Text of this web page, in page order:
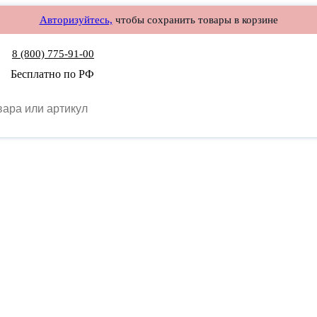
Авторизуйтесь, чтобы сохранить товары в корзине
8 (800) 775-91-00
Бесплатно по РФ